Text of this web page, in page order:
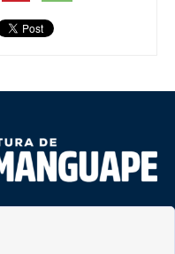
PB